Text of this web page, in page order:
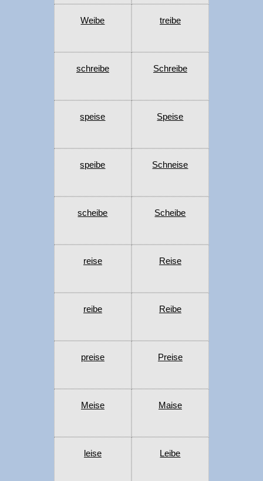
Weibe treibe
schreibe Schreibe
speise Speise
speibe Schneise
scheibe Scheibe
reise Reise
reibe Reibe
preise Preise
Meise Maise
leise Leibe